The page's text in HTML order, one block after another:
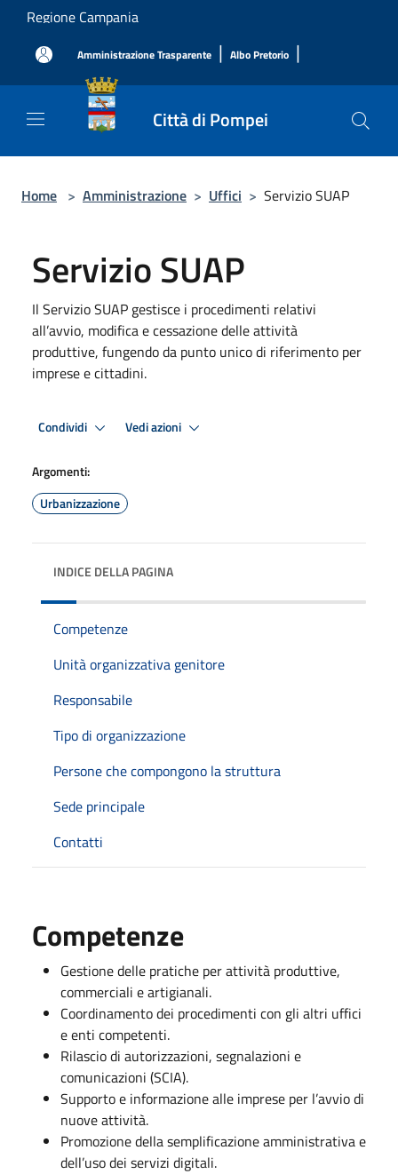
Salta al contenuto principale
Regione Campania
Amministrazione Trasparente | Albo Pretorio |
Città di Pompei
Home > Amministrazione > Uffici > Servizio SUAP
Servizio SUAP
Il Servizio SUAP gestisce i procedimenti relativi
all’avvio, modifica e cessazione delle attività
produttive, fungendo da punto unico di riferimento per
imprese e cittadini.
Condividi Vedi azioni
Argomenti:
Urbanizzazione
INDICE DELLA PAGINA
Competenze
Unità organizzativa genitore
Responsabile
Tipo di organizzazione
Persone che compongono la struttura
Sede principale
Contatti
Competenze
Gestione delle pratiche per attività produttive,
commerciali e artigianali.
Coordinamento dei procedimenti con gli altri uffici
e enti competenti.
Rilascio di autorizzazioni, segnalazioni e
comunicazioni (SCIA).
Supporto e informazione alle imprese per l’avvio di
nuove attività.
Promozione della semplificazione amministrativa e
dell’uso dei servizi digitali.